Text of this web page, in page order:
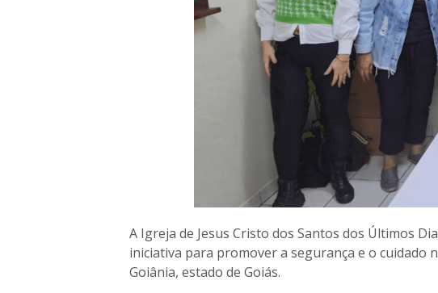
A Igreja de Jesus Cristo dos Santos dos Últimos
iniciativa para promover a segurança e o cuidado
Goiânia, estado de Goiás.